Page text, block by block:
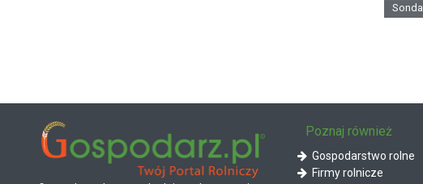
Sonda
Poznaj również
Gospodarstwo rolne
Firmy rolnicze